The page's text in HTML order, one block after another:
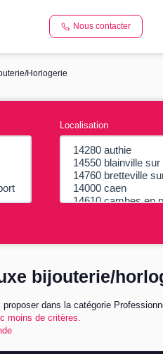
Nous contacter
Horlogerie
Localisation
bijouterie/
dans la catégorie
moins de critères.